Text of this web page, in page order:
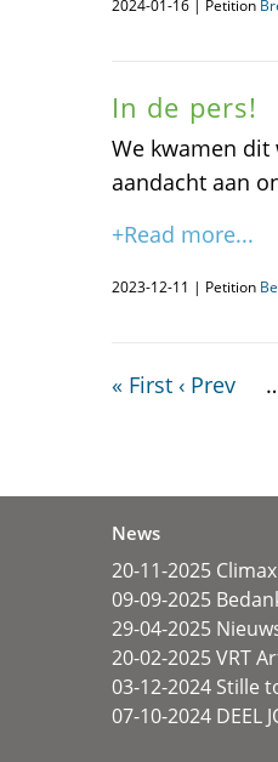
2024-01-16 | Petition
In de pers!
We kwamen dit
aandacht aan
+Read more...
2023-12-11 | Petition
« First ‹ Prev
News
20-11-2025
09-09-2025
29-04-2025
20-02-2025 VRT
03-12-2024 Stille
07-10-2024 DEEL